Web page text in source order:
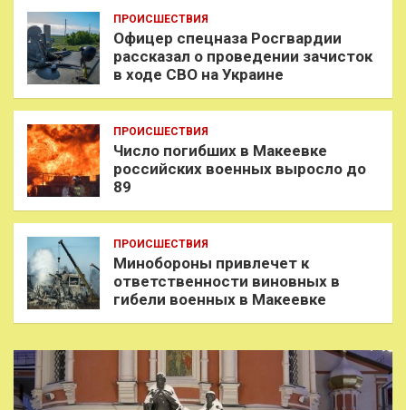
ПРОИСШЕСТВИЯ
Офицер спецназа Росгвардии
рассказал о проведении зачисток
в ходе СВО на Украине
ПРОИСШЕСТВИЯ
Число погибших в Макеевке
российских военных выросло до
89
ПРОИСШЕСТВИЯ
Минобороны привлечет к
ответственности виновных в
гибели военных в Макеевке